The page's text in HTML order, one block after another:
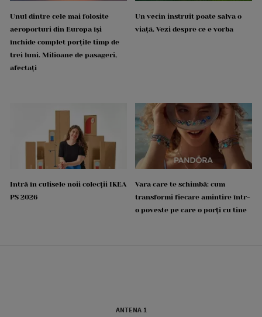
Unul dintre cele mai folosite
aeroporturi din Europa își
închide complet porțile timp de
trei luni. Milioane de pasageri,
afectați
Un vecin instruit poate salva o
viață. Vezi despre ce e vorba
Intră în culisele noii colecții IKEA
PS 2026
Vara care te schimbă: cum
transformi fiecare amintire într-
o poveste pe care o porți cu tine
ANTENA 1